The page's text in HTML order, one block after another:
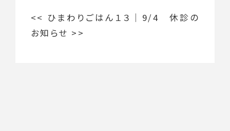
<< ひまわりごはん１３ ｜ 9/4 休診の
お知らせ >>